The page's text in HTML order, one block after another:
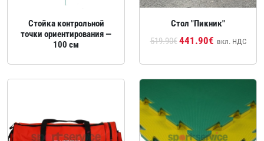
Стойка контрольной
точки ориентирования —
100 см
Стол "Пикник"
519.90€441.90€ вкл. НДС